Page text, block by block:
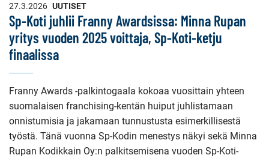
27.3.2026 UUTISET
Sp-Koti juhlii Franny Awardsissa: Minna Rupan
yritys vuoden 2025 voittaja, Sp-Koti-ketju
finaalissa
Franny Awards -palkintogaala kokoaa vuosittain yhteen
suomalaisen franchising-kentän huiput juhlistamaan
onnistumisia ja jakamaan tunnustusta esimerkillisestä
työstä. Tänä vuonna Sp-Kodin menestys näkyi sekä Minna
Rupan Kodikkain Oy:n palkitsemisena vuoden Sp-Koti-